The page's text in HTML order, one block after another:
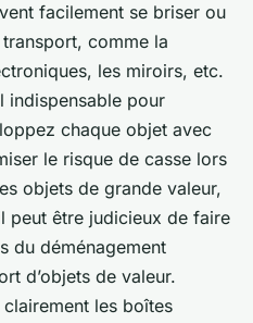
facilement se briser ou
comme la
les miroirs, etc.
indispensable pour
chaque objet avec
le risque de casse lors
objets de grande valeur,
peut être judicieux de faire
du déménagement
d’objets de valeur.
les boîtes